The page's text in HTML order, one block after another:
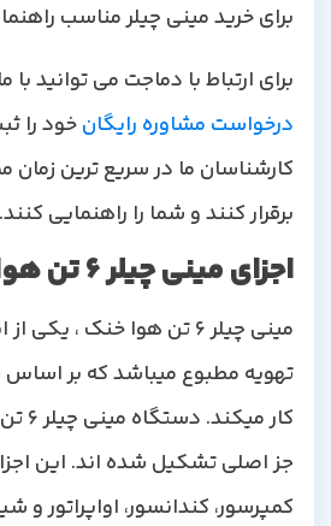
برای خرید مینی چیلر مناسب راهنمایی
برای ارتباط با دماجت می توانید با ما
درخواست مشاوره رایگانخود را ثبت
کارشناسان ما در سریع ترین زمان
برقرار کنند و شما را راهنمایی کنند.
اجزای مینی چیلر6 تن هوا
مینی چیلر 6 تن هوا خنک ، یکی از
تهویه مطبوع میباشد که بر اساس
کار میکند.
جز اصلی تشکیل شده اند. این اجزا
کمپرسور، کندانسور، اواپراتور و شیر